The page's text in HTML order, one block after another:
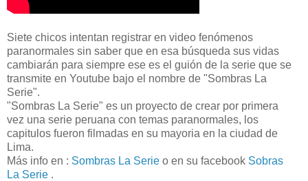
Siete chicos intentan registrar en video fenómenos
paranormales sin saber que en esa búsqueda sus vidas
cambiarán para siempre ese es el guión de la serie que se
transmite en Youtube bajo el nombre de "Sombras La
Serie".
"Sombras La Serie" es un proyecto de crear por primera
vez una serie peruana con temas paranormales, los
capitulos fueron filmadas en su mayoria en la ciudad de
Lima.
Más info en : Sombras La Serie o en su facebook Sobras
La Serie .